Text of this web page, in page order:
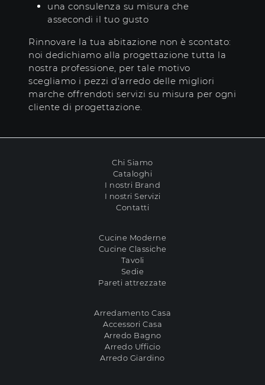
una consulenza su misura che
assecondi il tuo gusto
Rinnovare la tua abitazione non è scontato:
noi dedichiamo alla progettazione tutta la
nostra professione, per tale motivo
scegliamo i pezzi d'arredo delle migliori
marche offrendoti servizi su misura per ogni
cliente di progettazione.
Chi Siamo
Cataloghi
I nostri Brand
I nostri Servizi
Contatti
Cucine Moderne
Cucine Classiche
Tavoli
Sedie
Pareti attrezzate
Arredamento Casa
Accessori Casa
Arredo Bagno
Arredo Ufficio
Arredo Giardino